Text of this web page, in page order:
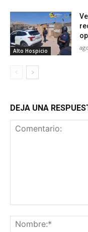
Alto Hospicio
DEJA UNA